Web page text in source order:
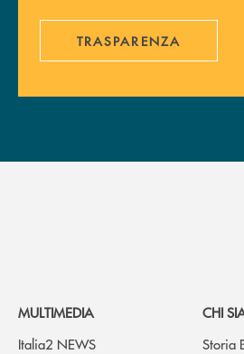
TRASPARENZA
MULTIMEDIA
Italia2 NEWS
CHI
Storia